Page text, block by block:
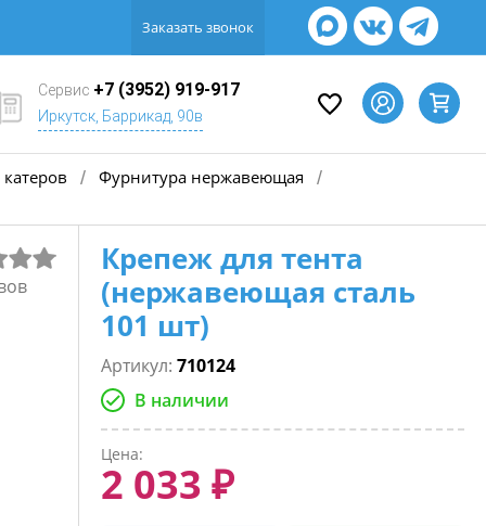
Заказать звонок
Сервис +7 (3952) 919-917
Иркутск, Баррикад, 90в
/ Фурнитура нержавеющая /
Крепеж для тента
(нержавеющая сталь
101 шт)
Артикул: 710124
В наличии
Цена:
2 033 ₽